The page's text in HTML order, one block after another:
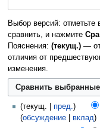
Выбор версий: отметьте
сравнить, и нажмите
Пояснения: (текущ.)—
отличия от
изменения.
текущ. пред.
обсуждение
вклад